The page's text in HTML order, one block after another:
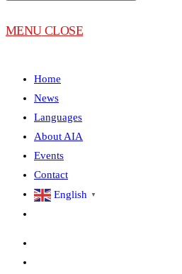
MENU CLOSE
Home
News
Languages
About AIA
Events
Contact
English
▼